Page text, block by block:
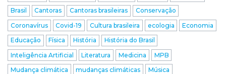
Brasil
Cantoras Cantoras brasileiras
Conservação
Coronavírus
Covid-19 Cultura brasileira ecologia
Economia
Educação
Física História
História do Brasil
Inteligência Artificial
Literatura Medicina
MPB
Mudança climática
mudanças climáticas
Música